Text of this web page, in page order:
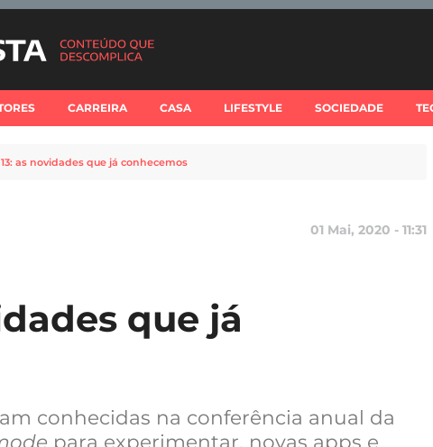
CARREIRA CASA LIFESTYLE SOCIEDADE
13: as novidades que já conhecemos
01 Mai, 2020 - 11:31
que já
conhecidas na conferência anual da
para experimentar, novas apps e